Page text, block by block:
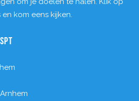
kom eens kijken.